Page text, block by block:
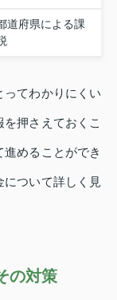
道府県による課
てわかりにくい
押さえておくこ
めることができ
について詳しく見
の対策